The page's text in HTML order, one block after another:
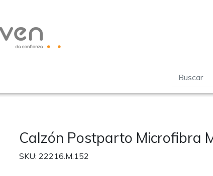
Calzón Postparto Microfibra
SKU: 22216.M.152